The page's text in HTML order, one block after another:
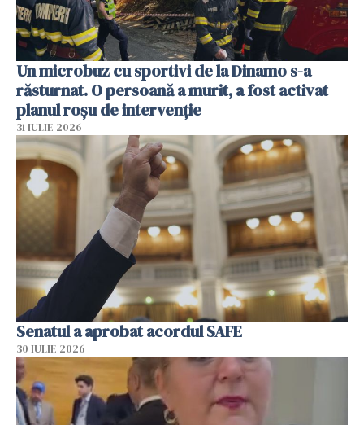
Un microbuz cu sportivi de la Dinamo s-a
răsturnat. O persoană a murit, a fost activat
planul roșu de intervenție
31 IULIE 2026
Senatul a aprobat acordul SAFE
30 IULIE 2026